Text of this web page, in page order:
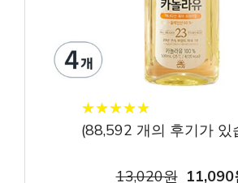
★★★★★
★★★★★
(88,592 개의 후기가 있
13,020원 11,090